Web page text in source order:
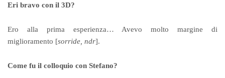
Eri bravo con il 3D?
Ero alla prima esperienza… Avevo molto margine di
miglioramento [sorride, ndr].
Come fu il colloquio con Stefano?